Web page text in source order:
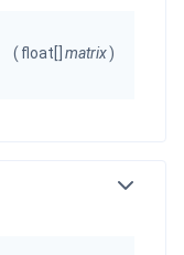
( float[] matrix)